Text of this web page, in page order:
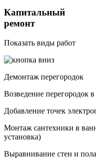
Капитальный
ремонт
Показать виды работ
Демонтаж перегородок
Возведение перегородок
Добавление точек
Монтаж сантехники в
установка)
Выравнивание стен и пола